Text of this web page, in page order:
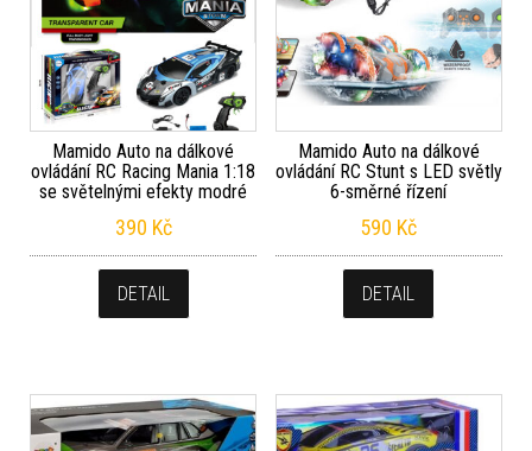
Mamido Auto na dálkové
ovládání RC Racing Mania 1:18
se světelnými efekty modré
390 Kč
DETAIL
Mamido Auto na dálkové
ovládání RC Stunt s LED světly
6-směrné řízení
590 Kč
DETAIL